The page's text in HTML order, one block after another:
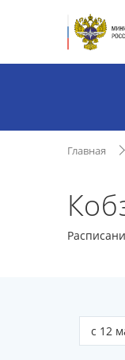
Главная
с 12